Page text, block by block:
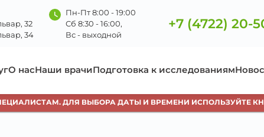
32
34
Пн-Пт 8:00 - 19:00
Сб 8:30 - 16:00,
Вс - выходной
+7 (4722) 20-
О насНаши врачиПодготовка к исследованиям
ДЛЯ ВЫБОРА ДАТЫ И ВРЕМЕНИ ИСПОЛЬЗУЙТЕ КНОПКУ